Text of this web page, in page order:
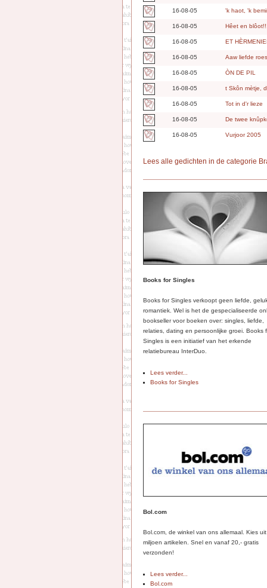
16-08-05 'k haot, 'k
16-08-05 Hêet en
16-08-05 ET
16-08-05 Aaw liefde
16-08-05 ÒN DE PIL
16-08-05 t Skôn mètje,
16-08-05 Tot in d'r lieze
16-08-05 De twee
16-08-05 Vurjoor 2005
Lees alle gedichten in de categorie
Books for Singles
Books for Singles verkoopt geen liefde,
romantiek. Wel is het de gespecialiseerde
bookseller voor boeken over: singles, liefde,
relaties, dating en persoonlijke groei. Books
Singles is een initiatief van het erkende
relatiebureau InterDuo.
Lees verder...
Books for Singles
Bol.com
Bol.com, de winkel van ons allemaal. Kies
miljoen artikelen. Snel en vanaf 20,- gratis
verzonden!
Lees verder...
Bol.com